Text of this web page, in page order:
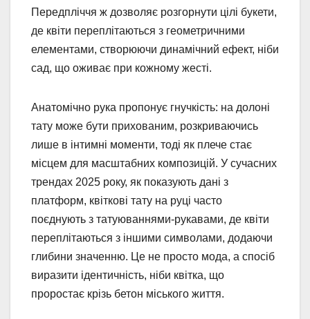
Передпліччя ж дозволяє розгорнути цілі букети,
де квіти переплітаються з геометричними
елементами, створюючи динамічний ефект, ніби
сад, що оживає при кожному жесті.
Анатомічно рука пропонує гнучкість: на долоні
тату може бути прихованим, розкриваючись
лише в інтимні моменти, тоді як плече стає
місцем для масштабних композицій. У сучасних
трендах 2025 року, як показують дані з
платформ, квіткові тату на руці часто
поєднують з татуюваннями-рукавами, де квіти
переплітаються з іншими символами, додаючи
глибини значенню. Це не просто мода, а спосіб
виразити ідентичність, ніби квітка, що
проростає крізь бетон міського життя.